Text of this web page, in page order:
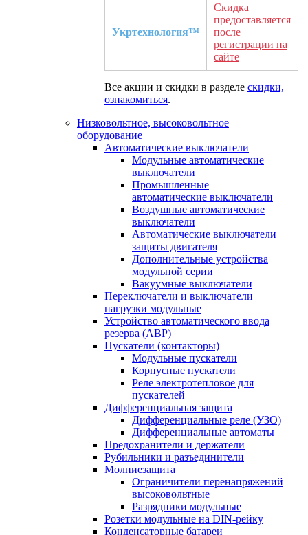
Укртехнология™
Скидка
предоставляется
после
регистрации на
сайте
Все акции и скидки в разделе скидки,
ознакомиться.
Низковольтное, высоковольтное
оборудование
Автоматические выключатели
Модульные автоматические
выключатели
Промышленные
автоматические выключатели
Воздушные автоматические
выключатели
Автоматические выключатели
защиты двигателя
Дополнительные устройства
модульной серии
Вакуумные выключатели
Переключатели и выключатели
нагрузки модульные
Устройство автоматического ввода
резерва (АВР)
Пускатели (контакторы)
Модульные пускатели
Корпусные пускатели
Реле электротепловое для
пускателей
Дифференциальная защита
Дифференциальные реле (УЗО)
Дифференциальные автоматы
Предохранители и держатели
Рубильники и разъединители
Молниезащита
Ограничители перенапряжений
высоковольтные
Разрядники модульные
Розетки модульные на DIN-рейку
Конденсаторные батареи